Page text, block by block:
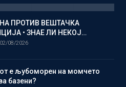
ПРОТИВ ВЕШТАЧКА
• ЗНАЕ ЛИ НЕКОЈ…
02/08/2026
е љубоморен на момчето
базени?